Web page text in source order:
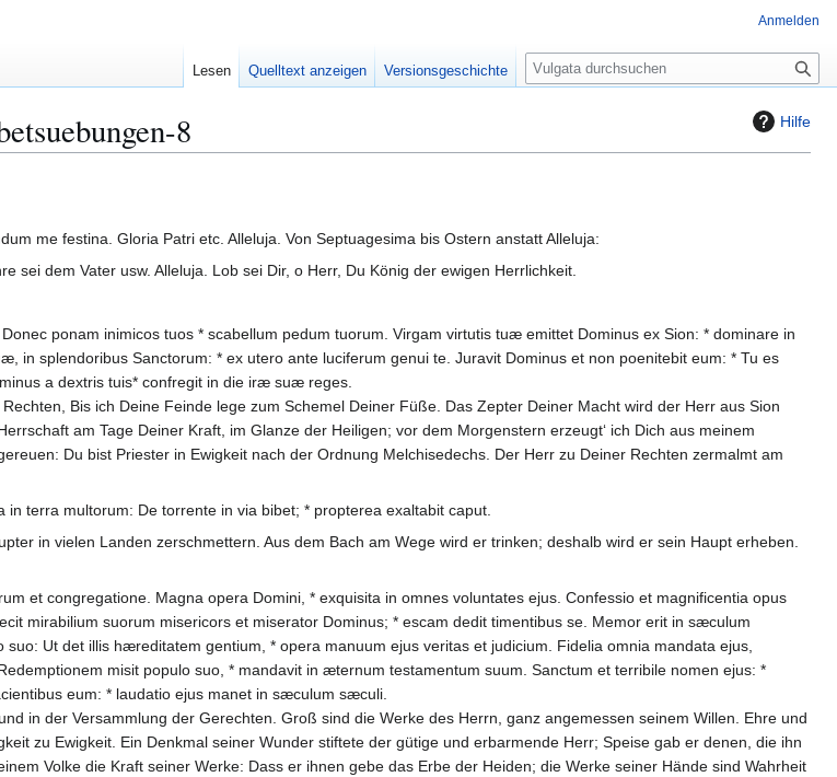
Hilfe
8
me festina. Gloria Patri etc. Alleluja. Von Septuagesima bis Ostern anstatt Alleluja:
sei dem Vater usw. Alleluja. Lob sei Dir, o Herr, Du König der ewigen Herrlichkeit.
ponam inimicos tuos * scabellum pedum tuorum. Virgam virtutis tuæ emittet Dominus ex Sion: * dominare in
in splendoribus Sanctorum: * ex utero ante luciferum genui te. Juravit Dominus et non poenitebit eum: * Tu es
a dextris tuis* confregit in die iræ suæ reges.
Bis ich Deine Feinde lege zum Schemel Deiner Füße. Das Zepter Deiner Macht wird der Herr aus Sion
am Tage Deiner Kraft, im Glanze der Heiligen; vor dem Morgenstern erzeugt‘ ich Dich aus meinem
Du bist Priester in Ewigkeit nach der Ordnung Melchisedechs. Der Herr zu Deiner Rechten zermalmt am
terra multorum: De torrente in via bibet; * propterea exaltabit caput.
in vielen Landen zerschmettern. Aus dem Bach am Wege wird er trinken; deshalb wird er sein Haupt erheben.
et congregatione. Magna opera Domini, * exquisita in omnes voluntates ejus. Confessio et magnificentia opus
mirabilium suorum misericors et miserator Dominus; * escam dedit timentibus se. Memor erit in sæculum
Ut det illis hæreditatem gentium, * opera manuum ejus veritas et judicium. Fidelia omnia mandata ejus,
misit populo suo, * mandavit in æternum testamentum suum. Sanctum et terribile nomen ejus: *
eum: * laudatio ejus manet in sæculum sæculi.
in der Versammlung der Gerechten. Groß sind die Werke des Herrn, ganz angemessen seinem Willen. Ehre und
zu Ewigkeit. Ein Denkmal seiner Wunder stiftete der gütige und erbarmende Herr; Speise gab er denen, die ihn
Volke die Kraft seiner Werke: Dass er ihnen gebe das Erbe der Heiden; die Werke seiner Hände sind Wahrheit
Anmelden
Lesen Quelltext anzeigen Versionsgeschichte
S
u
e